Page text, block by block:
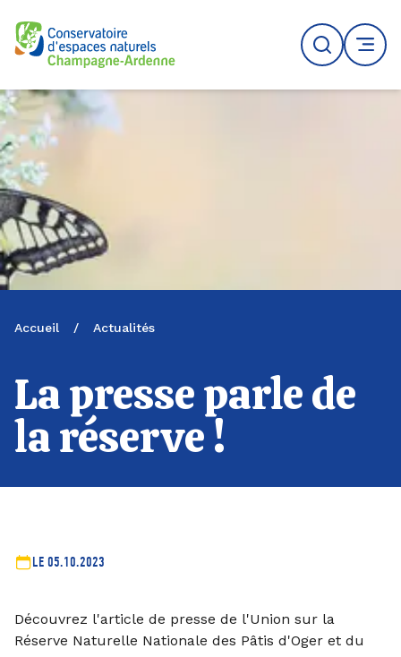
Logo du CENCA
Recherche
MENU
Accueil / Actualités
La presse parle de
la réserve !
LE 05.10.2023
Découvrez l'article de presse de l'Union sur la
Réserve Naturelle Nationale des Pâtis d'Oger et du